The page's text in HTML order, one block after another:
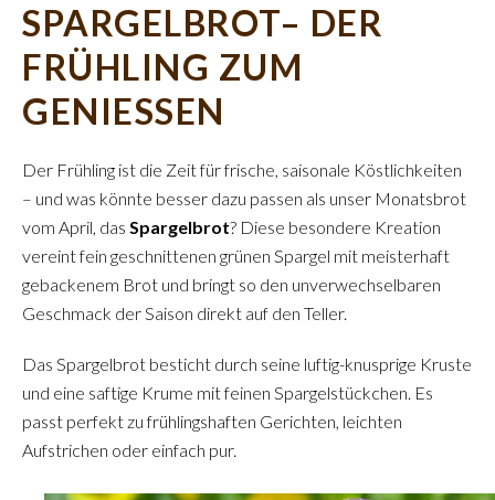
SPARGELBROT– DER
FRÜHLING ZUM
GENIESSEN
Der Frühling ist die Zeit für frische, saisonale Köstlichkeiten
– und was könnte besser dazu passen als unser Monatsbrot
vom April, das Spargelbrot? Diese besondere Kreation
vereint fein geschnittenen grünen Spargel mit meisterhaft
gebackenem Brot und bringt so den unverwechselbaren
Geschmack der Saison direkt auf den Teller.
Das Spargelbrot besticht durch seine luftig-knusprige Kruste
und eine saftige Krume mit feinen Spargelstückchen. Es
passt perfekt zu frühlingshaften Gerichten, leichten
Aufstrichen oder einfach pur.